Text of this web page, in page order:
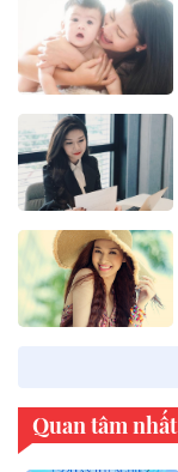
Quan tâm nhất